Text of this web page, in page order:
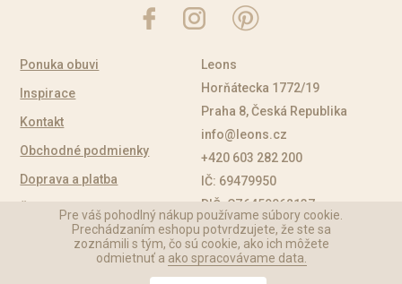
Ponuka obuvi
Inspirace
Kontakt
Obchodné podmienky
Doprava a platba
Časté otázky
Leons
Horňátecka 1772/19
Praha 8, Česká Republika
info@leons.cz
+420 603 282 200
IČ: 69479950
DIČ: CZ6459062137
Pre váš pohodlný nákup používame súbory cookie.
Prechádzaním eshopu potvrdzujete, že ste sa
zoznámili s tým, čo sú cookie, ako ich môžete
odmietnuť a ako spracovávame data.